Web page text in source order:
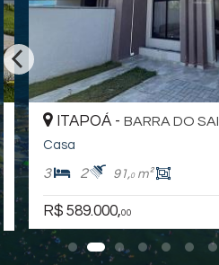
ITAPOÁ - BARRA DO SAI
Casa
3 2 91,0m²
R$ 589.000,00